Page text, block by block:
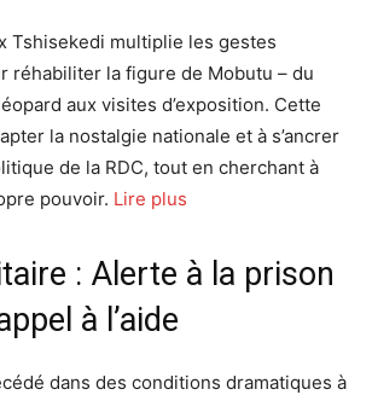
Tshisekedi multiplie les gestes
réhabiliter la figure de Mobutu – du
aux visites d’exposition. Cette
la nostalgie nationale et à s’ancrer
de la RDC, tout en cherchant à
pouvoir. Lire plus
: Alerte à la prison
à l’aide
dans des conditions dramatiques à